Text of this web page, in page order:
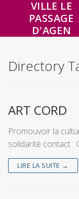
VILLE LE
PASSAGE
D'AGEN
Directory
ART CORD
Promouvoir la
solidarité contact :
LIRE LA SUITE →